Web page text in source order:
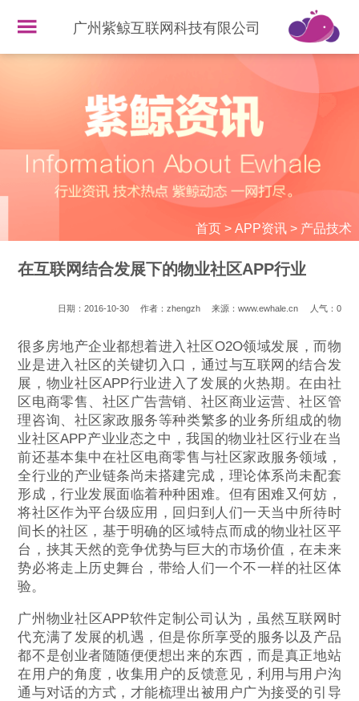
广州紫鲸互联网科技有限公司
首页> APP资讯> 产品技术
在互联网结合发展下的物业社区APP行业
日期：2016-10-30 作者：zhengzh 来源：www.ewhale.cn 人气： 0
很多房地产企业都想着进入社区O2O领域发展，而物
业是进入社区的关键切入口，通过与互联网的结合发
展，物业社区APP行业进入了发展的火热期。在由社
区电商零售、社区广告营销、社区商业运营、社区管
理咨询、社区家政服务等种类繁多的业务所组成的物
业社区APP产业业态之中，我国的物业社区行业在当
前还基本集中在社区电商零售与社区家政服务领域，
全行业的产业链条尚未搭建完成，理论体系尚未配套
形成，行业发展面临着种种困难。但有困难又何妨，
将社区作为平台级应用，回归到人们一天当中所待时
间长的社区，基于明确的区域特点而成的物业社区平
台，挟其天然的竞争优势与巨大的市场价值，在未来
势必将走上历史舞台，带给人们一个不一样的社区体
验。
广州物业社区APP软件定制公司认为，虽然互联网时
代充满了发展的机遇，但是你所享受的服务以及产品
都不是创业者随随便便想出来的东西，而是真正地站
在用户的角度，收集用户的反馈意见，利用与用户沟
通与对话的方式，才能梳理出被用户广为接受的引导